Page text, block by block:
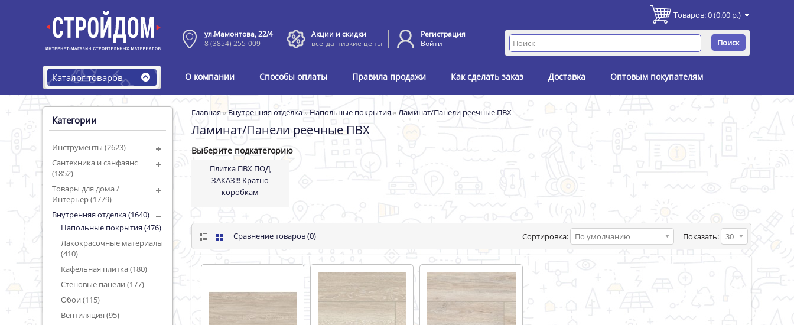
ул.Мамонтова, 22/4
8 (3854) 255-009
Акции и скидки
всегда низкие цены
Регистрация
Войти
Товаров: 0 (0.00 р.)
Поиск
Каталог товаров О компании Способы оплаты Правила продажи Как сделать заказ Доставка Оптовым покупателям
Категории
Инструменты (2623)
Сантехника и санфаянс
(1852)
Товары для дома /
Интерьер (1779)
Внутренняя отделка (1640)
Напольные покрытия (476)
Лакокрасочные материалы
(410)
Кафельная плитка (180)
Стеновые панели (177)
Обои (115)
Вентиляция (95)
Главная» Внутренняя отделка » Напольные покрытия »Ламинат/Панели реечные ПВХ
Ламинат/Панели реечные ПВХ
Выберите подкатегорию
Плитка ПВХ ПОД
ЗАКАЗ!!! Кратно
коробкам
Показать: 30
Сортировка: По умолчанию
Сравнение товаров (0)